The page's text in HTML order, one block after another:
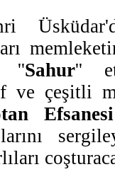
''Sahur''
ve çeşitli